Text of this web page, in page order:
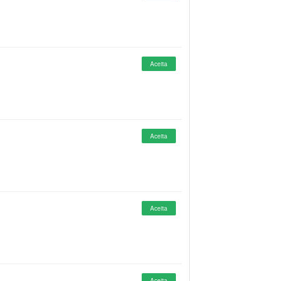
Aceita
Aceita
Aceita